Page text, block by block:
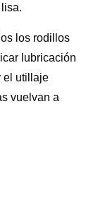
los rodillos
lubricación
el utillaje
vuelvan a